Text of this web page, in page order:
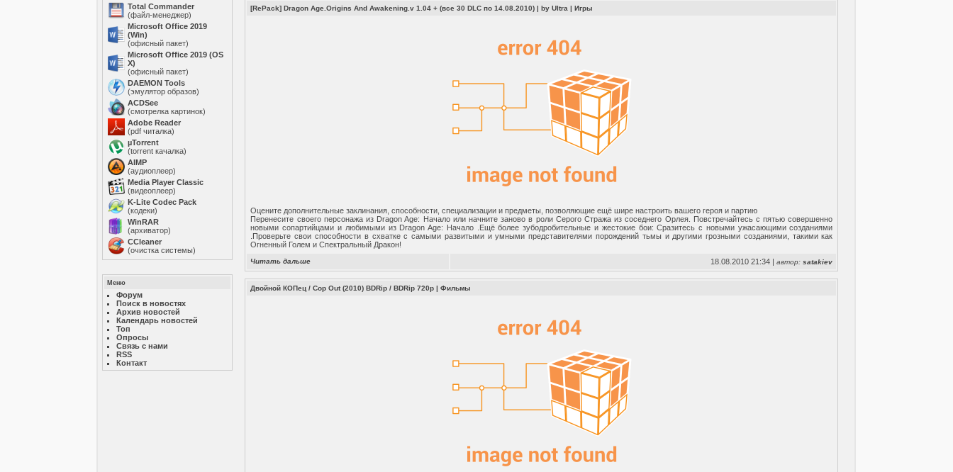
Total Commander
(файл-менеджер)
Microsoft Office 2019
(Win)
(офисный пакет)
Microsoft Office 2019 (OS
X)
(офисный пакет)
DAEMON Tools
(эмулятор образов)
ACDSee
(смотрелка картинок)
Adobe Reader
(pdf читалка)
µTorrent
(torrent качалка)
AIMP
(аудиоплеер)
Media Player Classic
(видеоплеер)
K-Lite Codec Pack
(кодеки)
WinRAR
(архиватор)
ССleaner
(очистка системы)
Меню
Форум
Поиск в новостях
Архив новостей
Календарь новостей
Топ
Опросы
Связь с нами
RSS
Контакт
[RePack] Dragon Age.Origins And Awakening.v 1.04 + (все 30 DLC по 14.08.2010) | by Ultra |Игры
Оцените дополнительные заклинания, способности, специализации и предметы, позволяющие ещё шире настроить вашего героя и партию
Перенесите своего персонажа из Dragon Age: Начало или начните заново в роли Серого Стража из соседнего Орлея. Повстречайтесь с пятью совершенно
новыми сопартийцами и любимыми из Dragon Age: Начало .Ещё более зубодробительные и жестокие бои: Сразитесь с новыми ужасающими созданиями
.Проверьте свои способности в схватке с самыми развитыми и умными представителями порождений тьмы и другими грозными созданиями, такими как
Огненный Голем и Спектральный Дракон!
Читать дальше 18.08.2010 21:34 |автор:satakiev
Двойной КОПец / Cop Out (2010) BDRip / BDRip 720p |Фильмы